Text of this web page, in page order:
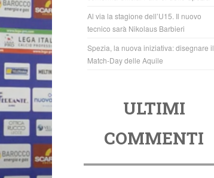
Al via la stagione dell’U15. Il nuovo
tecnico sarà Nikolaus Barbieri
Spezia, la nuova iniziativa: disegnare il
Match-Day delle Aquile
ULTIMI
COMMENTI